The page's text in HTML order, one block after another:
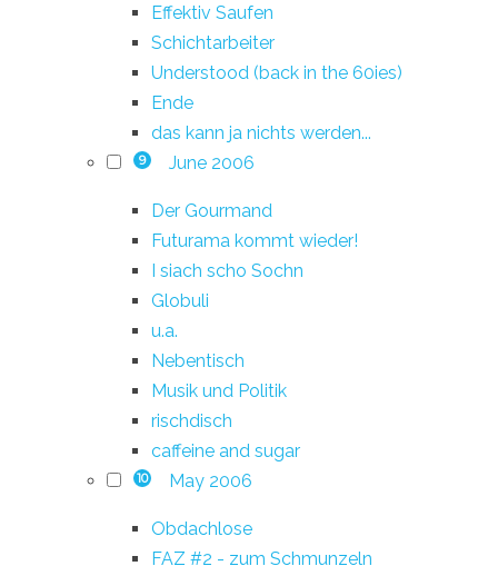
Effektiv Saufen
Schichtarbeiter
Understood (back in the 60ies)
Ende
das kann ja nichts werden...
9 June 2006
Der Gourmand
Futurama kommt wieder!
I siach scho Sochn
Globuli
u.a.
Nebentisch
Musik und Politik
rischdisch
caffeine and sugar
10 May 2006
Obdachlose
FAZ #2 - zum Schmunzeln